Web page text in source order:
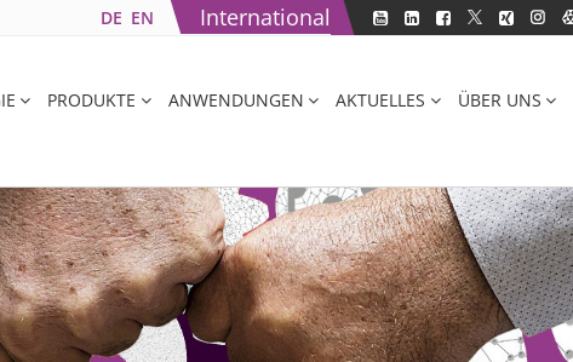
DE EN International
PRODUKTE ANWENDUNGEN AKTUELLES ÜBER UNS